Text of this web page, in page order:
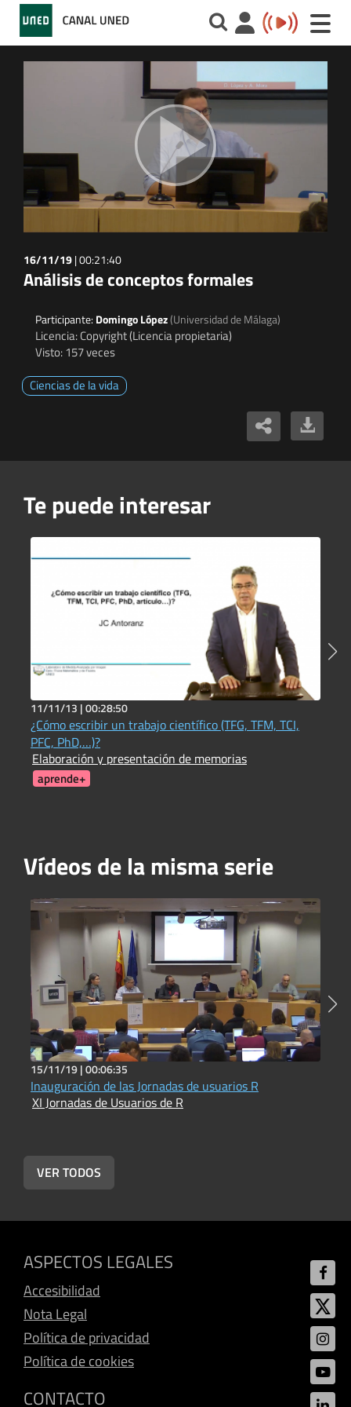
Toggle
16/11/19|00:21:40
Análisis de conceptos formales
Participante: Domingo López(Universidad de Málaga)
Licencia: Copyright (Licencia propietaria)
Visto: 157 veces
Ciencias de la vida
Te puede interesar
11/11/13 |00:28:50
¿Cómo escribir un trabajo científico (TFG, TFM, TCI,
PFC, PhD,…)?
Elaboración y presentación de memorias
aprende+
Vídeos de la misma serie
15/11/19 |00:06:35
Inauguración de las Jornadas de usuarios R
XI Jornadas de Usuarios de R
VER TODOS
ASPECTOS LEGALES
Accesibilidad
Nota Legal
Política de privacidad
Política de cookies
CONTACTO